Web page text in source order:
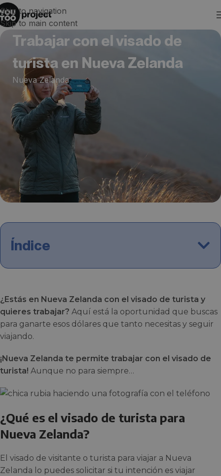
Skip to navigation
Skip to main content
Trabajar con el visado de
turista en Nueva Zelanda
Nueva Zelanda
Índice
¿Estás en Nueva Zelanda con el visado de turista y
quieres trabajar? Aquí está la oportunidad que buscas
para ganarte esos dólares que tanto necesitas y seguir
viajando.
¡Nueva Zelanda te permite trabajar con el visado de
turista! Aunque no para siempre…
¿Qué es el visado de turista para
Nueva Zelanda?
El visado de visitante o turista para viajar a Nueva
Zelanda lo puedes solicitar si tu intención es viajar